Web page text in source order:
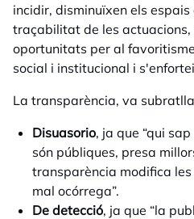
incidir, disminuïxen els
traçabilitat de les actuacions,
oportunitats per al
social i institucional i
La transparència, va
Disuasorio, ja que “qui
són públiques, presa
transparència modifica
mal ocórrega”.
De detecció, ja que “la